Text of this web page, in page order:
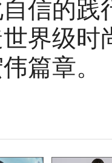
信的践
界级
篇章。